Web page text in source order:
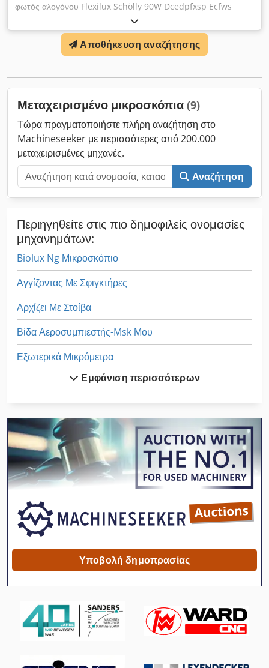
φωτός αλογόνου Flexilux Schölly 90W Dcedpfxsp Ecfws
Αποθήκευση αναζήτησης
Μεταχειρισμένο μικροσκόπια (9)
Τώρα πραγματοποιήστε πλήρη αναζήτηση στο
Machineseeker με περισσότερες από 200.000
μεταχειρισμένες μηχανές.
Αναζήτηση
Περιηγηθείτε στις πιο δημοφιλείς ονομασίες
μηχανημάτων:
Biolux Ng Μικροσκόπιο
Αγγίζοντας Με Σφιγκτήρες
Αρχίζει Με Στοίβα
Βίδα Αεροσυμπιεστής-Msk Μου
Εξωτερικά Μικρόμετρα
Εργαστήριο Μικροσκόπιο
Κατασκευών Και Κατεδαφίσεων
Κατσαβίδι Μικρό
Κοπή Με Λέιζερ
Μίνι Εκσκαφείς
Με Σιλικόνη
Μηχανή Περιστροφικών Μεταφοράς
Μικρό Γραφείο
Μικρό Ζυθοποιείο
Εμφάνιση περισσότερων
Υποβολή δημοπρασίας